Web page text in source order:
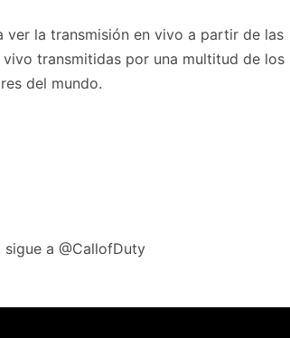
ver la transmisión en vivo a partir de las
transmitidas por una multitud de los
del mundo.
a @CallofDuty